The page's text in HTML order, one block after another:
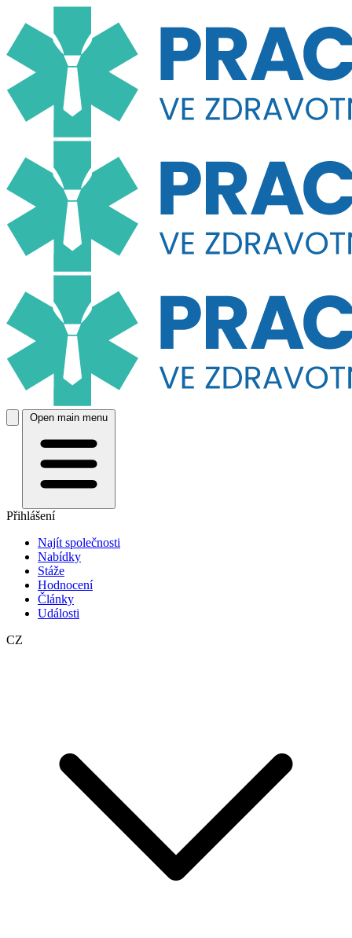
Open main menu
Přihlášení
Najít společnosti
Nabídky
Stáže
Hodnocení
Články
Události
CZ